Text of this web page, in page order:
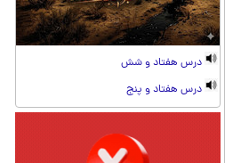
درس هفتاد و شش
درس هفتاد و پنج